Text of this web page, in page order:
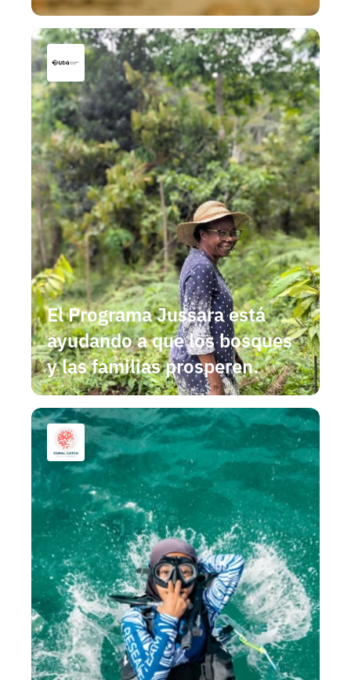
El Programa Jussara está
ayudando a que los bosques
y las familias prosperen.